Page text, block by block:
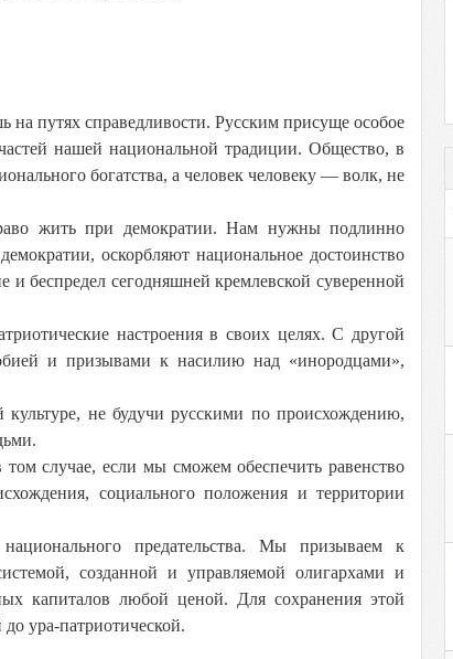
путях справедливости. Русским присуще особое
нашей национальной традиции. Общество, в
богатства, а человек человеку — волк, не
жить при демократии. Нам нужны подлинно
оскорбляют национальное достоинство
и беспредел сегодняшней кремлевской суверенной
настроения в своих целях. С другой
и призывами к насилию над «инородцами»,
не будучи русскими по происхождению,
случае, если мы сможем обеспечить равенство
социального положения и территории
предательства. Мы призываем к
созданной и управляемой олигархами и
капиталов любой ценой. Для сохранения этой
ура-патриотической.